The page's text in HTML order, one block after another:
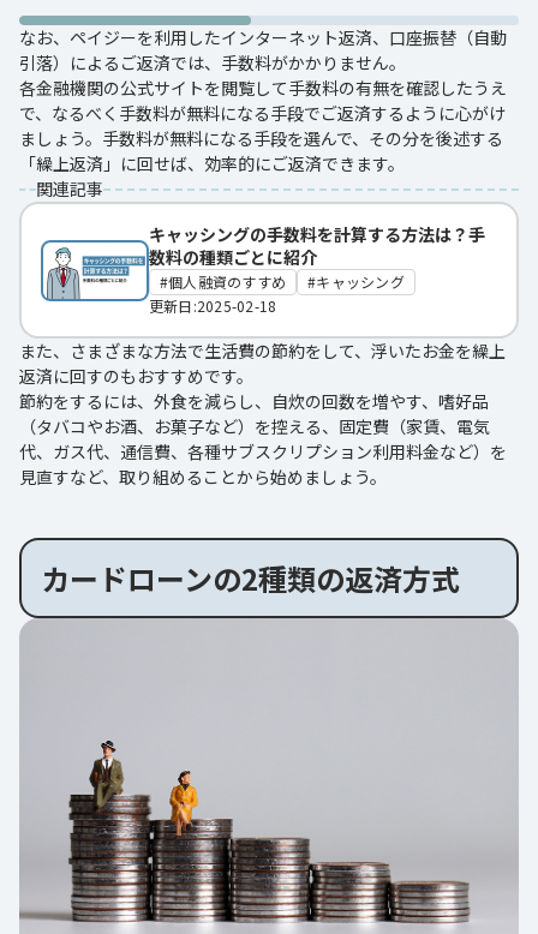
なお、ペイジーを利用したインターネット返済、口座振替（自動
引落）によるご返済では、手数料がかかりません。
各金融機関の公式サイトを閲覧して手数料の有無を確認したうえ
で、なるべく手数料が無料になる手段でご返済するように心がけ
ましょう。手数料が無料になる手段を選んで、その分を後述する
「繰上返済」に回せば、効率的にご返済できます。
関連記事
キャッシングの手数料を計算する方法は？手
数料の種類ごとに紹介
個人融資のすすめ
キャッシング
更新日:2025-02-18
また、さまざまな方法で生活費の節約をして、浮いたお金を繰上
返済に回すのもおすすめです。
節約をするには、外食を減らし、自炊の回数を増やす、嗜好品
（タバコやお酒、お菓子など）を控える、固定費（家賃、電気
代、ガス代、通信費、各種サブスクリプション利用料金など）を
見直すなど、取り組めることから始めましょう。
カードローンの2種類の返済方式